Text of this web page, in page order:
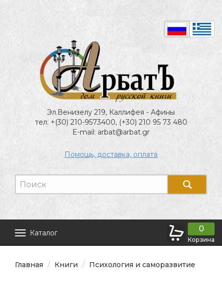
Эл.Венизелу 219, Каллифея - Афины
тел: +(30) 210-9573400, (+30) 210 95 73 480
E-mail: arbat@arbat.gr
Помощь, доставка, оплата
Каталог 0
Корзина
Главная Книги Психология и саморазвитие